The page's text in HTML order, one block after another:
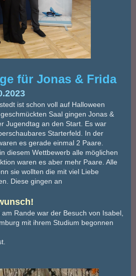
für Jonas & Frida
ist schon voll auf Halloween
Saal gingen Jonas &
Jugendtag an den Start. Es war
Starterfeld. In der
es gerade einmal 2 Paare.
diesem Wettbewerb alle möglichen
waren es aber mehr Paare. Alle
sie wollten die mit viel Liebe
Diese gingen an
Rande war der Besuch von Isabel,
mit ihrem Studium begonnen